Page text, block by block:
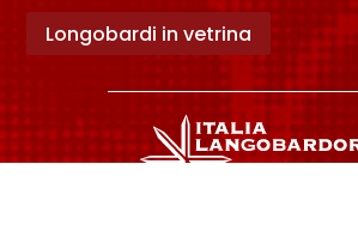
Longobardi in vetrina